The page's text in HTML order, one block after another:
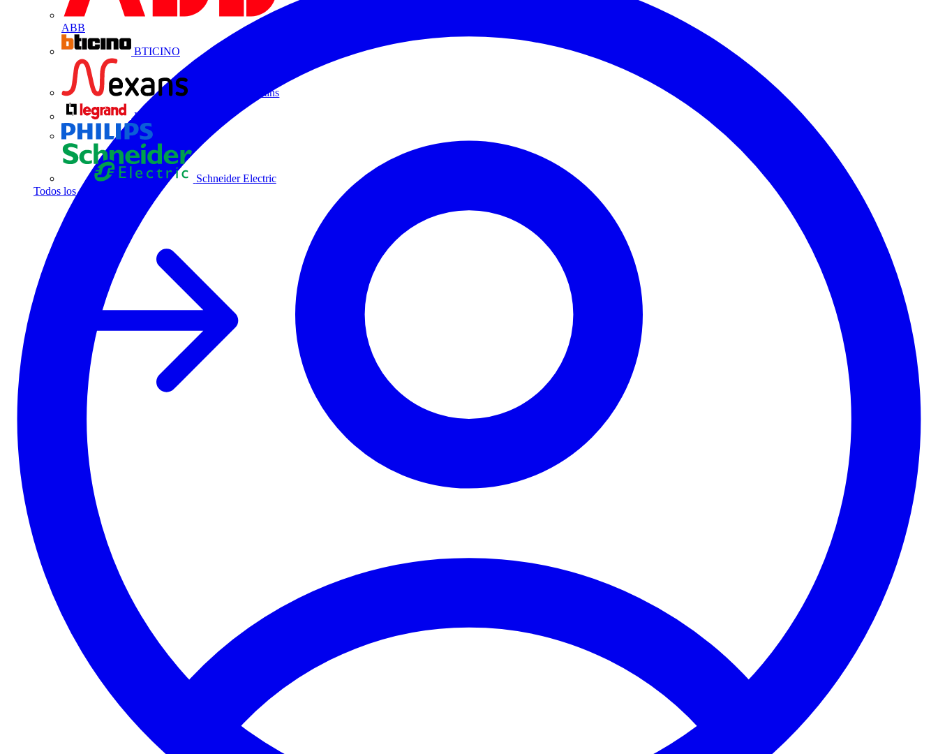
ABB
BTICINO
Centelsa by Nexans
Legrand
Schneider Electric
Todos los socios